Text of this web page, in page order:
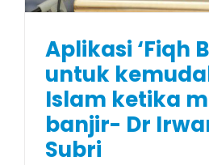
Aplikasi ‘Fiqh
untuk
Islam ketika
banjir- Dr
Subri